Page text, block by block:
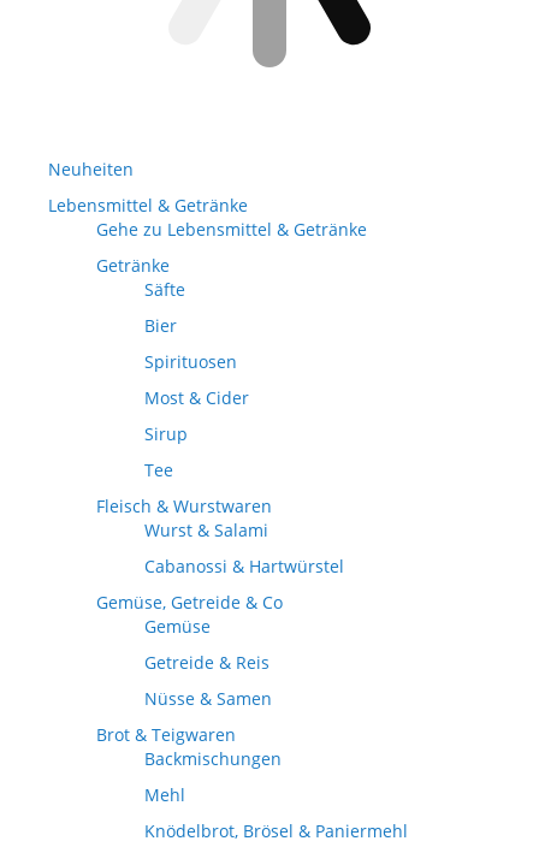
Neuheiten
Lebensmittel & Getränke
Gehe zu Lebensmittel & Getränke
Getränke
Säfte
Bier
Spirituosen
Most & Cider
Sirup
Tee
Fleisch & Wurstwaren
Wurst & Salami
Cabanossi & Hartwürstel
Gemüse, Getreide & Co
Gemüse
Getreide & Reis
Nüsse & Samen
Brot & Teigwaren
Backmischungen
Mehl
Knödelbrot, Brösel & Paniermehl